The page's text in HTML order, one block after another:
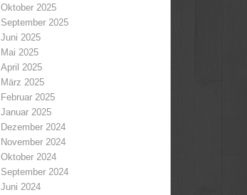
Oktober 2025
September 2025
Juni 2025
Mai 2025
April 2025
März 2025
Februar 2025
Januar 2025
Dezember 2024
November 2024
Oktober 2024
September 2024
Juni 2024